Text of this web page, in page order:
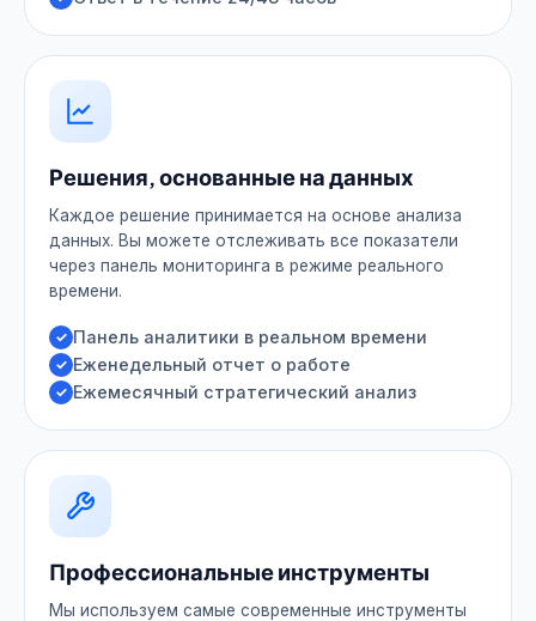
Решения, основанные на данных
Каждое решение принимается на основе анализа
данных. Вы можете отслеживать все показатели
через панель мониторинга в режиме реального
времени.
Панель аналитики в реальном времени
Еженедельный отчет о работе
Ежемесячный стратегический анализ
Профессиональные инструменты
Мы используем самые современные инструменты